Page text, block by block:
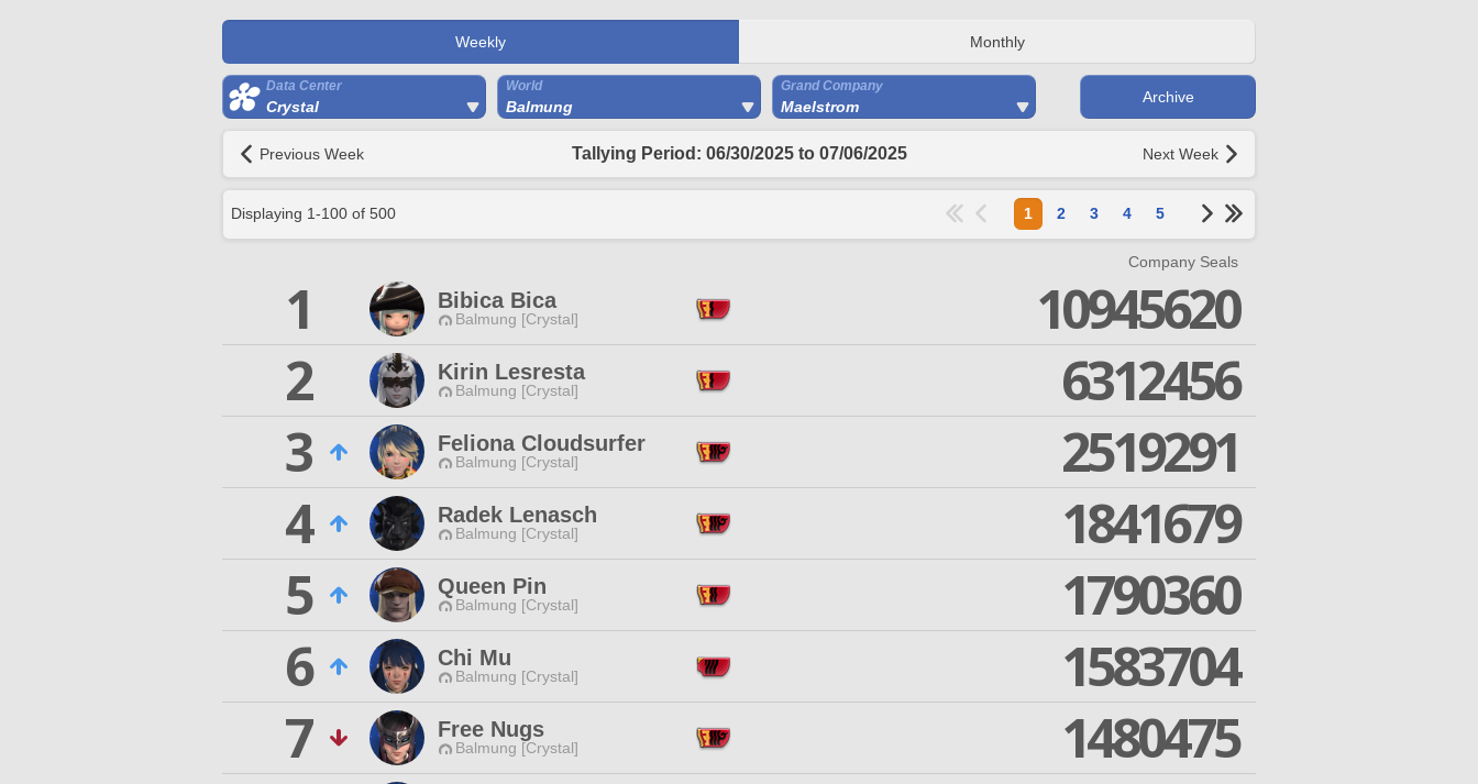
Weekly Monthly
Data Center
Crystal
World
Balmung
Grand Company
Maelstrom
Archive
Previous Week Tallying Period: 06/30/2025 to 07/06/2025 Next Week
Displaying 1-100 of 500 1 2 3 4 5
Company Seals
1 Bibica Bica
Balmung [Crystal]
10945620
2
Kirin Lesresta
Balmung [Crystal]
6312456
3
Feliona Cloudsurfer
Balmung [Crystal]
2519291
4
Radek Lenasch
Balmung [Crystal]
1841679
5
Queen Pin
Balmung [Crystal]
1790360
6
Chi Mu
Balmung [Crystal]
1583704
7
Free Nugs
Balmung [Crystal]
1480475